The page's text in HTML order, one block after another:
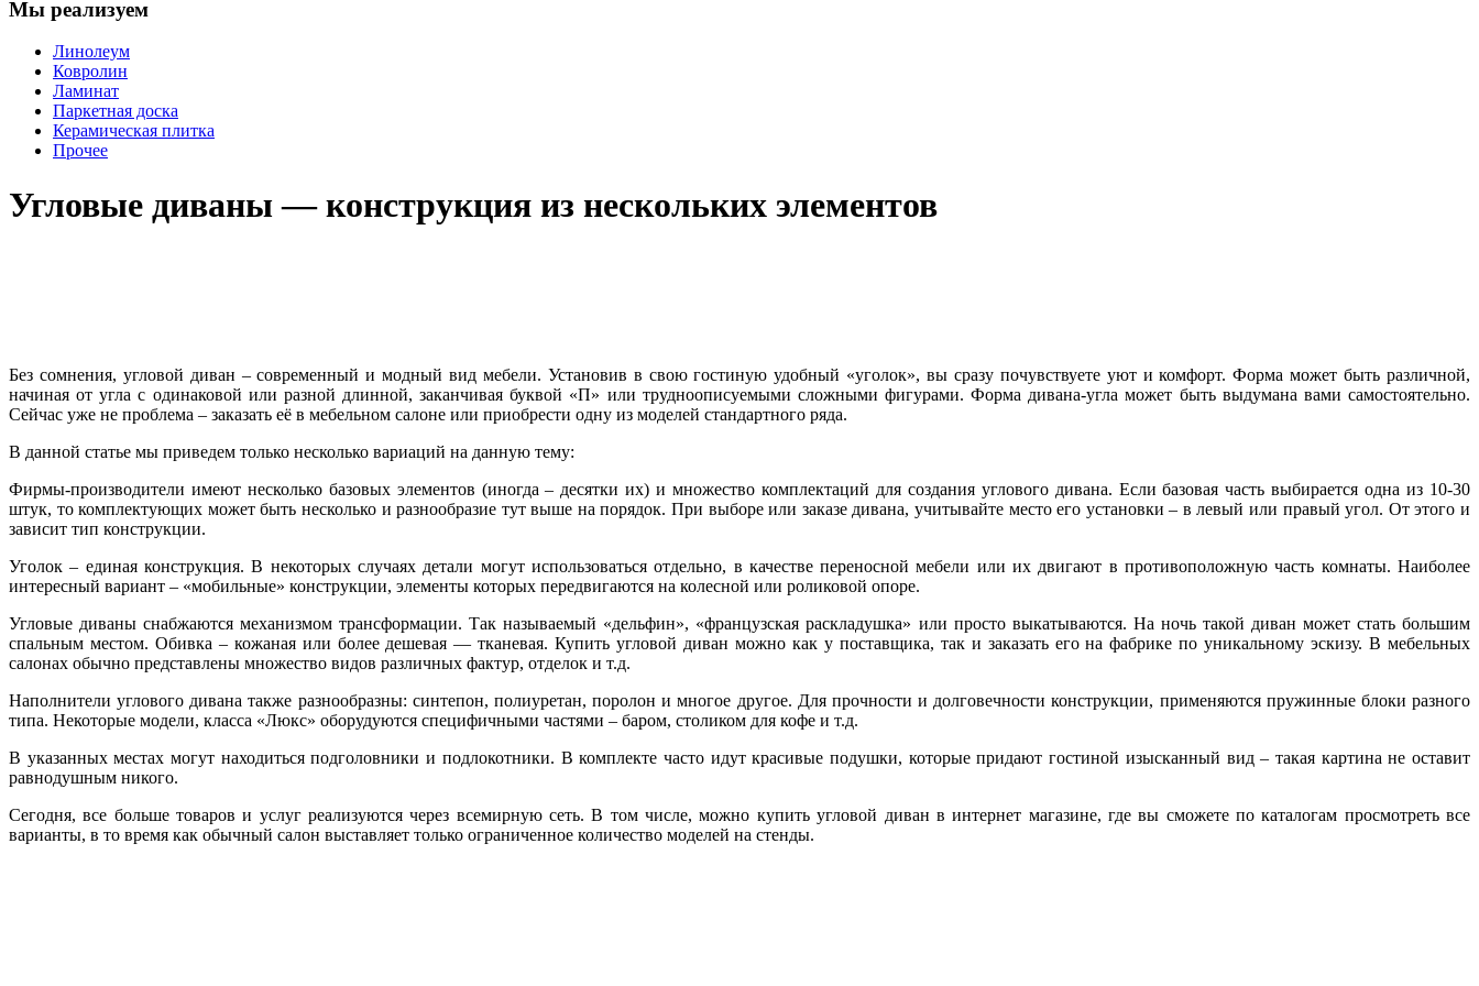
Мы реализуем
Линолеум
Ковролин
Ламинат
Паркетная доска
Керамическая плитка
Прочее
Угловые диваны — конструкция из нескольких элементов
Без сомнения, угловой диван – современный и модный вид мебели. Установив в свою гостиную удобный «уголок», вы сразу почувствуете уют и комфорт. Форма может быть различной,
начиная от угла с одинаковой или разной длинной, заканчивая буквой «П» или трудноописуемыми сложными фигурами. Форма дивана-угла может быть выдумана вами самостоятельно.
Сейчас уже не проблема – заказать её в мебельном салоне или приобрести одну из моделей стандартного ряда.
В данной статье мы приведем только несколько вариаций на данную тему:
Фирмы-производители имеют несколько базовых элементов (иногда – десятки их) и множество комплектаций для создания углового дивана. Если базовая часть выбирается одна из 10-30
штук, то комплектующих может быть несколько и разнообразие тут выше на порядок. При выборе или заказе дивана, учитывайте место его установки – в левый или правый угол. От этого и
зависит тип конструкции.
Уголок – единая конструкция. В некоторых случаях детали могут использоваться отдельно, в качестве переносной мебели или их двигают в противоположную часть комнаты. Наиболее
интересный вариант – «мобильные» конструкции, элементы которых передвигаются на колесной или роликовой опоре.
Угловые диваны снабжаются механизмом трансформации. Так называемый «дельфин», «французская раскладушка» или просто выкатываются. На ночь такой диван может стать большим
спальным местом. Обивка – кожаная или более дешевая — тканевая. Купить угловой диван можно как у поставщика, так и заказать его на фабрике по уникальному эскизу. В мебельных
салонах обычно представлены множество видов различных фактур, отделок и т.д.
Наполнители углового дивана также разнообразны: синтепон, полиуретан, поролон и многое другое. Для прочности и долговечности конструкции, применяются пружинные блоки разного
типа. Некоторые модели, класса «Люкс» оборудуются специфичными частями – баром, столиком для кофе и т.д.
В указанных местах могут находиться подголовники и подлокотники. В комплекте часто идут красивые подушки, которые придают гостиной изысканный вид – такая картина не оставит
равнодушным никого.
Сегодня, все больше товаров и услуг реализуются через всемирную сеть. В том числе, можно купить угловой диван в интернет магазине, где вы сможете по каталогам просмотреть все
варианты, в то время как обычный салон выставляет только ограниченное количество моделей на стенды.